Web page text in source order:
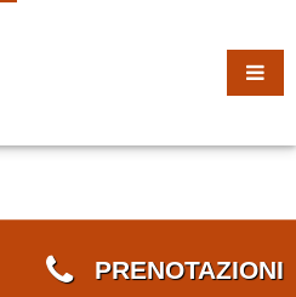
PRENOTAZIONI